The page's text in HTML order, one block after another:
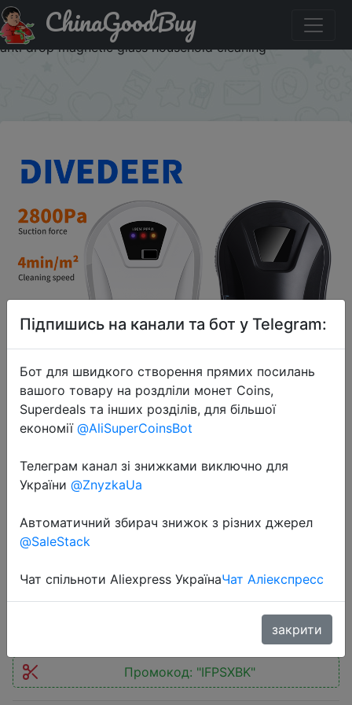
Промокод на знижку IFPSXBK DIVEDEER Cleaning robot
intelligent water spray belt automatic water spray function
anti drop magnetic glass household cleaning
ChinaGoodBuy
2025-06-04
DIVEDEER Cleaning robot intelligent
spray function anti drop magnetic
glass household cleaning
$43.84
Промокод: "IFPSXBK"
Підпишись на канали та бот у Telegram:
Бот для швидкого створення прямих посилань
вашого товару на роздліли монет Coins,
Superdeals та інших розділів, для більшої
економії @AliSuperCoinsBot
Телеграм канал зі знижками виключно для
України @ZnyzkaUa
Автоматичний збирач знижок з різних джерел
@SaleStack
Чат спільноти Aliexpress УкраїнаЧат Аліекспресс
закрити